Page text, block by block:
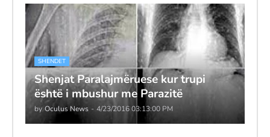
SHENDET
Shenjat Paralajmëruese kur trupi
është i mbushur me Parazitë
by Oculus News - 4/23/2016 03:13:00 PM